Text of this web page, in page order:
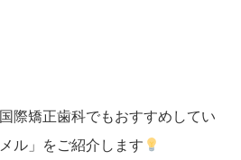
際矯正歯科でもおすすめしてい
ル」をご紹介します